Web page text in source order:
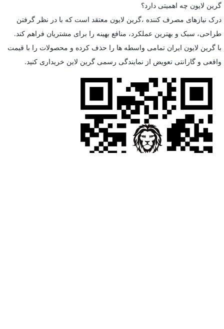
گرین لایون چه اهمیتی دارد؟
درک نیازهای مصرف کننده ،گرین لایون معتقد است که با در نظر گرفتن
طراحی، سبک و بهترین عملکرد، منافع بهینه را برای مشتریان فراهم کند.
با گرین لایون ایران تمامی واسطه ها را حذف کرده و محصولات را با قیمت
واقعی و گارانتی تعویض از نمایندگی رسمی گرین لاین خریداری کنید.